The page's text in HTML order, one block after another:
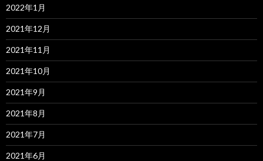
2022年1月
2021年12月
2021年11月
2021年10月
2021年9月
2021年8月
2021年7月
2021年6月